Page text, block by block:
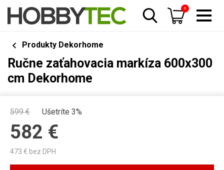
0
Produkty Dekorhome
Ručne zaťahovacia markíza 600x300
cm Dekorhome
599€ Ušetríte 3%
582 €
473 € bez DPH